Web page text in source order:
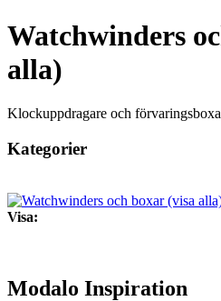
Watchwinders
alla)
Klockuppdragare och
Kategorier
Visa:
Modalo Inspiration